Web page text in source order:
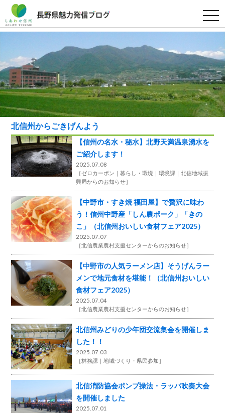
t
o
g
e
n
a
v
i
g
a
t
i
o
北信州からごきげんよう
【信州の名水・秘水】北野天満温泉湧水を
ご紹介します！
2025.07.08
［ゼロカーボン 暮らし・環境 環境課
北信地域振
興局からのお知らせ］
【中野市・すき焼 福田屋】で贅沢に味わ
う！信州中野産「しん農ポーク」「きの
こ」（北信州おいしい食材フェア2025）
2025.07.07
［北信農業農村支援センターからのお知らせ］
【中野市の人気ラーメン店】そうげんラー
メンで地元食材を堪能！（北信州おいしい
食材フェア2025）
2025.07.04
［北信農業農村支援センターからのお知らせ］
北信州みどりの少年団交流集会を開催しま
した！！
2025.07.03
［林務課 地域づくり・県民参加］
北信消防協会ポンプ操法・ラッパ吹奏大会
を開催しました
2025.07.01